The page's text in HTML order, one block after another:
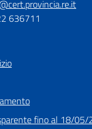
636711
fino al 18/05/